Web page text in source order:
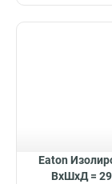
Eaton
ВхШхД =